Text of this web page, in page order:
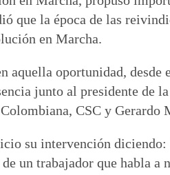
que la época de las
en Marcha.
aquella oportunidad,
junto al presidente de
CSC y Gerardo
su intervención
un trabajador que habla